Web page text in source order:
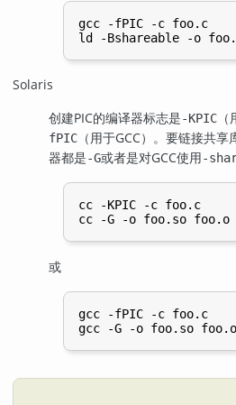
gcc -fPIC -c foo.c
Solaris
创建PIC的编译器标志是-KPIC
fPIC （用于GCC）。要链接共享
器都是-G或者是对GCC使用-
cc -KPIC -c foo.c
或
gcc -fPIC -c foo.c